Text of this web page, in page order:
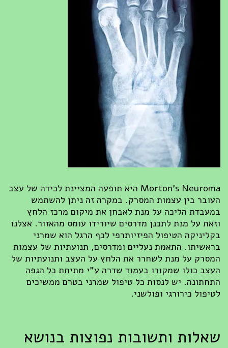
Morton’s Neuroma היא תופעה המציינת לכידה של עצב
העובר בין עצמות המסרק. במקרה זה ניתן להשתמש
במעבדת הליכה על מנת לאבחן את מיקום מרכז הלחץ
וזאת על מנת לתכנן מדרסים שיורידו עומס מהאזור. אצלנו
בקליניקה הטיפול הפיזיותרפי לכף הרגל הוא שמרני
בראשיתו. התאמת נעליים ומדרסים, תנועתיות של עצמות
המסרק על מנת לשחרר את הלחץ על העצב ותנועתיות של
העצב כולו שמקורו בעמוד שדרה ע"י מתיחת כל הגפה
התחתונה. יש לנסות כל טיפול שמרני בטרם ממשיכים
לטיפול כירורגי ופולשני.
שאלות ותשובות נפוצות בנושא